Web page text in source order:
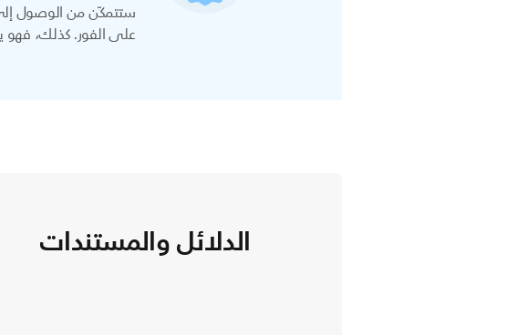
ستتمكّن من الوصول
على الفور. كذلك، فهو
الدلائل والمستندات